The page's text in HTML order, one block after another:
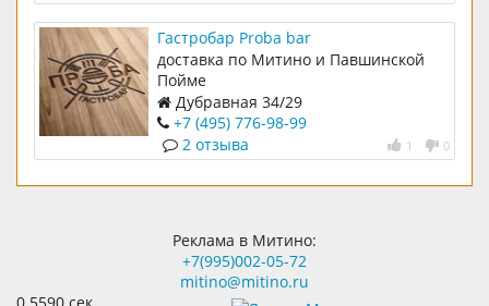
Гастробар Proba bar
доставка по Митино и Павшинской
Пойме
Дубравная 34/29
+7 (495) 776-98-99
1 0
2 отзыва
Реклама в Митино:
+7(995)002-05-72
mitino@mitino.ru